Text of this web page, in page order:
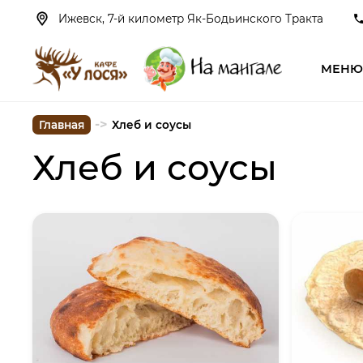
Ижевск, 7-й километр Як-Бодьинского Тракта
МЕНЮ
Главная ->Хлеб и соусы
Хлеб и соусы